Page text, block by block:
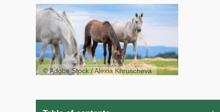
© Adobe Stock / Alexia Khruscheva